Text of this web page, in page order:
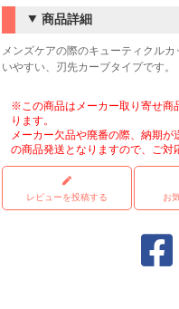
商品詳細
メンズケアの際のキューティクル
いやすい、刃先カーブタイプです。
※この商品はメーカー取り寄せ商
ります。
メーカー欠品や廃番の際、納期
の商品発送となりますので、ご対
レビューを投稿する お